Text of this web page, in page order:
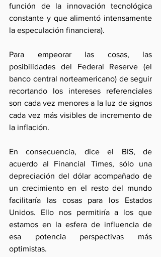
función de la innovación tecnológica
constante y que alimentó intensamente
la especulación financiera).
Para empeorar las cosas, las
posibilidades del Federal Reserve (el
banco central norteamericano) de seguir
recortando los intereses referenciales
son cada vez menores a la luz de signos
cada vez más visibles de incremento de
la inflación.
En consecuencia, dice el BIS, de
acuerdo al Financial Times, sólo una
depreciación del dólar acompañado de
un crecimiento en el resto del mundo
facilitaría las cosas para los Estados
Unidos. Ello nos permitiría a los que
estamos en la esfera de influencia de
esa potencia perspectivas más
optimistas.